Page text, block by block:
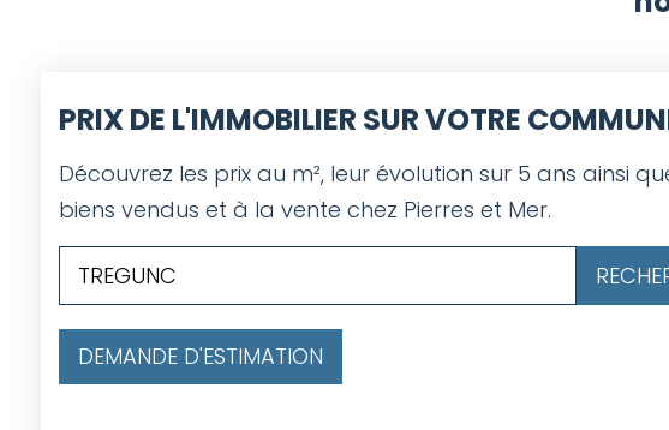
PRIX DE L'IMMOBILIER SUR VOTRE
Découvrez les prix au m², leur évolution sur 5 ans ainsi
biens vendus et à la vente chez Pierres et Mer.
DEMANDE D'ESTIMATION